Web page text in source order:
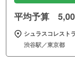
平均予算
シュラスコレスト
渋谷駅／東京都